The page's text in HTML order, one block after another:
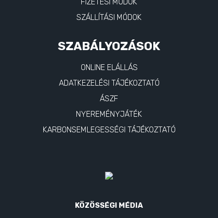
SZÁLLÍTÁSI MÓDOK
SZABÁLYOZÁSOK
ONLINE ELÁLLÁS
ADATKEZELÉSI TÁJÉKOZTATÓ
ÁSZF
NYEREMÉNYJÁTÉK
KARBONSEMLEGESSÉGI TÁJÉKOZTATÓ
KÖZÖSSÉGI MÉDIA